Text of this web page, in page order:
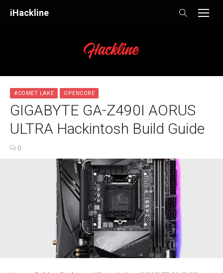
iHackline
#COMET LAKE OPENCORE
GIGABYTE GA-Z490I AORUS
ULTRA Hackintosh Build Guide
0